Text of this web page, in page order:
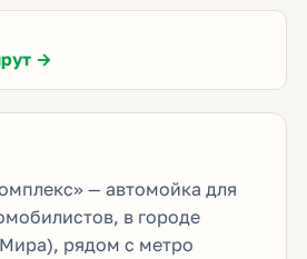
→
— автомойка для
в городе
рядом с метро